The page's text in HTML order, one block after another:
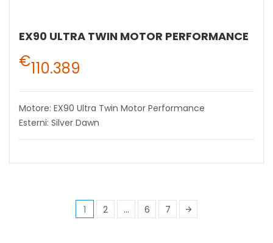
EX90 ULTRA TWIN MOTOR PERFORMANCE
€110.389
Motore: EX90 Ultra Twin Motor Performance
Esterni: Silver Dawn
1 2 … 6 7